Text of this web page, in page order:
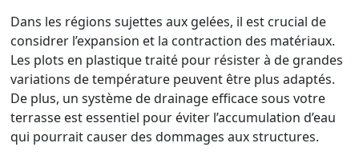
Dans les régions sujettes aux gelées, il est crucial de
considrer l’expansion et la contraction des matériaux.
Les plots en plastique traité pour résister à de grandes
variations de température peuvent être plus adaptés.
De plus, un système de drainage efficace sous votre
terrasse est essentiel pour éviter l’accumulation d’eau
qui pourrait causer des dommages aux structures.